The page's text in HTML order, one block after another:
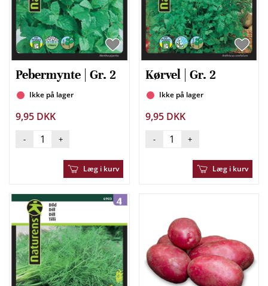
Pebermynte | Gr. 2
Ikke på lager
9,95 DKK
- +
Læg i kurv
Kørvel | Gr. 2
Ikke på lager
9,95 DKK
- +
Læg i kurv